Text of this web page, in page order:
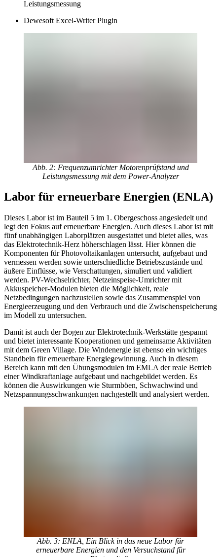
Leistungsmessung
Dewesoft Excel-Writer Plugin
Abb. 2: Frequenzumrichter Motorenprüfstand und
Leistungsmessung mit dem Power-Analyzer
Labor für erneuerbare Energien (ENLA)
Dieses Labor ist im Bauteil 5 im 1. Obergeschoss angesiedelt und
legt den Fokus auf erneuerbare Energien. Auch dieses Labor ist mit
fünf unabhängigen Laborplätzen ausgestattet und bietet alles, was
das Elektrotechnik-Herz höherschlagen lässt. Hier können die
Komponenten für Photovoltaikanlagen untersucht, aufgebaut und
vermessen werden sowie unterschiedliche Betriebszustände und
äußere Einflüsse, wie Verschattungen, simuliert und validiert
werden. PV-Wechselrichter, Netzeinspeise-Umrichter mit
Akkuspeicher-Modulen bieten die Möglichkeit, reale
Netzbedingungen nachzustellen sowie das Zusammenspiel von
Energieerzeugung und den Verbrauch und die Zwischenspeicherung
im Modell zu untersuchen.
Damit ist auch der Bogen zur Elektrotechnik-Werkstätte gespannt
und bietet interessante Kooperationen und gemeinsame Aktivitäten
mit dem Green Village. Die Windenergie ist ebenso ein wichtiges
Standbein für erneuerbare Energiegewinnung. Auch in diesem
Bereich kann mit den Übungsmodulen im EMLA der reale Betrieb
einer Windkraftanlage aufgebaut und nachgebildet werden. Es
können die Auswirkungen wie Sturmböen, Schwachwind und
Netzspannungsschwankungen nachgestellt und analysiert werden.
Abb. 3: ENLA, Ein Blick in das neue Labor für
erneuerbare Energien und den Versuchstand für